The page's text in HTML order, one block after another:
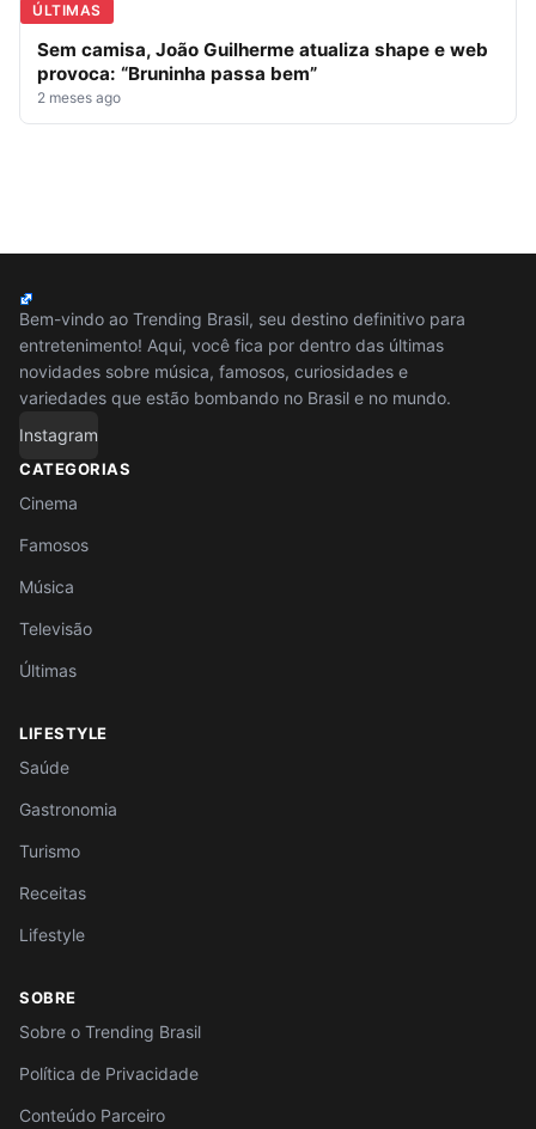
ÚLTIMAS
Sem camisa, João Guilherme atualiza shape e web
provoca: “Bruninha passa bem”
2 meses ago
Bem-vindo ao Trending Brasil, seu destino definitivo para
entretenimento! Aqui, você fica por dentro das últimas
novidades sobre música, famosos, curiosidades e
variedades que estão bombando no Brasil e no mundo.
Instagram
CATEGORIAS
Cinema
Famosos
Música
Televisão
Últimas
LIFESTYLE
Saúde
Gastronomia
Turismo
Receitas
Lifestyle
SOBRE
Sobre o Trending Brasil
Política de Privacidade
Conteúdo Parceiro